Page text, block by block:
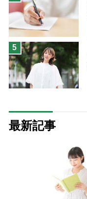
5
最新記事